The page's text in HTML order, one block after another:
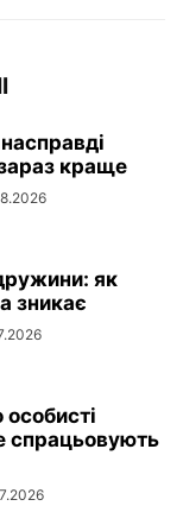
краще
як
зникає
спрацьовують